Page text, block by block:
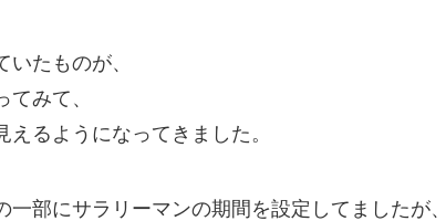
いたものが、
てみて、
えるようになってきました。
一部にサラリーマンの期間を設定してましたが、